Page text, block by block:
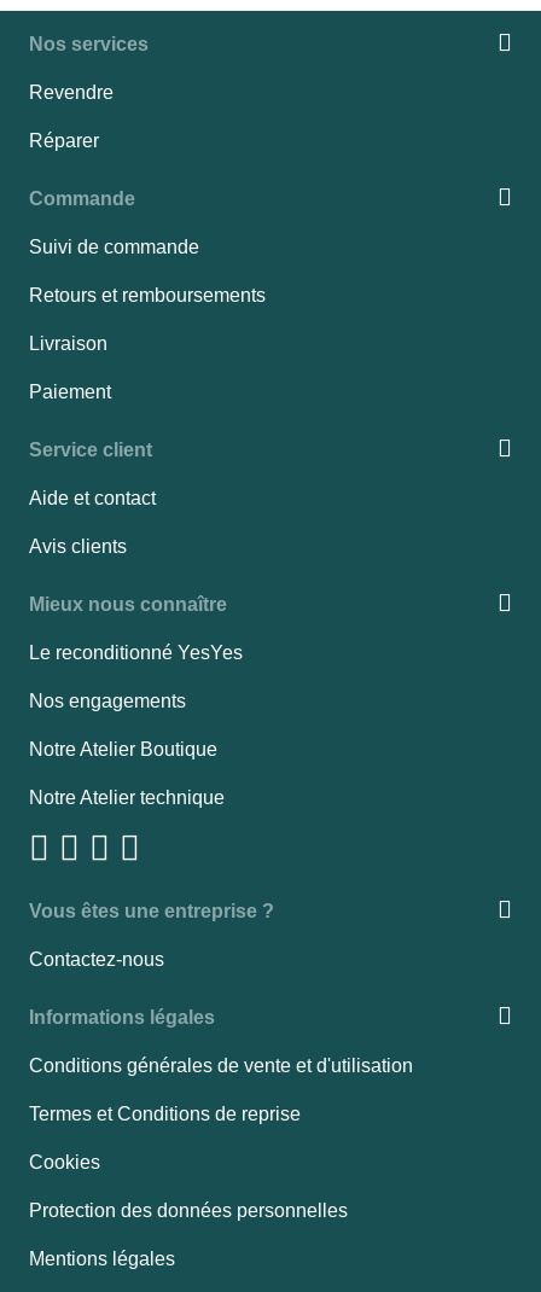
Nos services
Revendre
Réparer
Commande
Suivi de commande
Retours et remboursements
Livraison
Paiement
Service client
Aide et contact
Avis clients
Mieux nous connaître
Le reconditionné YesYes
Nos engagements
Notre Atelier Boutique
Notre Atelier technique
Vous êtes une entreprise ?
Contactez-nous
Informations légales
Conditions générales de vente et d'utilisation
Termes et Conditions de reprise
Cookies
Protection des données personnelles
Mentions légales